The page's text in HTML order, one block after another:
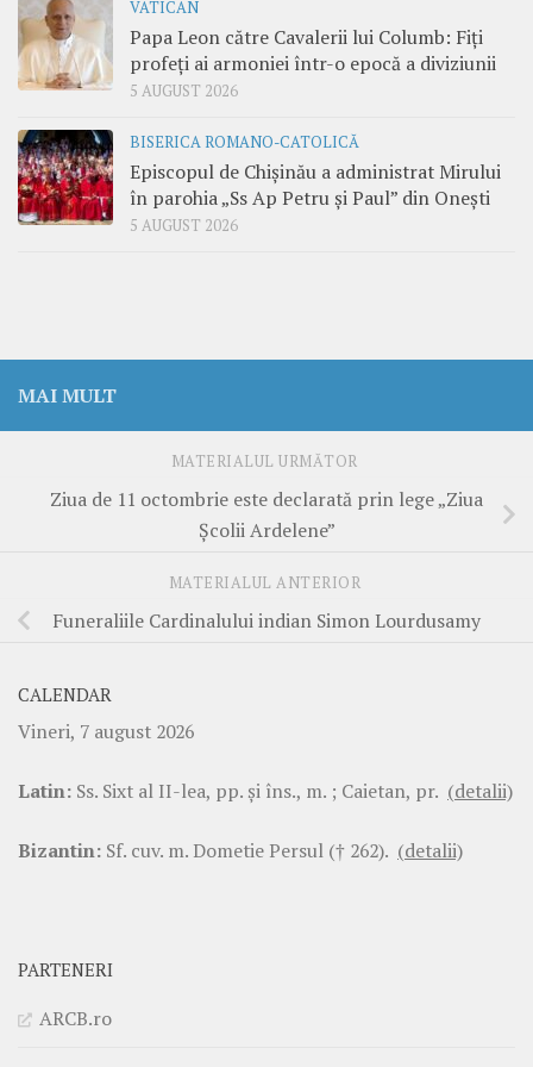
VATICAN
Papa Leon către Cavalerii lui Columb: Fiți
profeți ai armoniei într-o epocă a diviziunii
5 AUGUST 2026
BISERICA ROMANO-CATOLICĂ
Episcopul de Chișinău a administrat Mirului
în parohia „Ss Ap Petru și Paul” din Onești
5 AUGUST 2026
MAI MULT
MATERIALUL URMĂTOR
Ziua de 11 octombrie este declarată prin lege „Ziua
Şcolii Ardelene”
MATERIALUL ANTERIOR
Funeraliile Cardinalului indian Simon Lourdusamy
CALENDAR
Vineri, 7 august 2026
Latin: Ss. Sixt al II-lea, pp. şi îns., m. ; Caietan, pr. (detalii)
Bizantin: Sf. cuv. m. Dometie Persul († 262). (detalii)
PARTENERI
ARCB.ro